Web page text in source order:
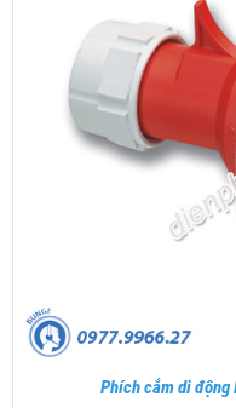
Phích cắm di